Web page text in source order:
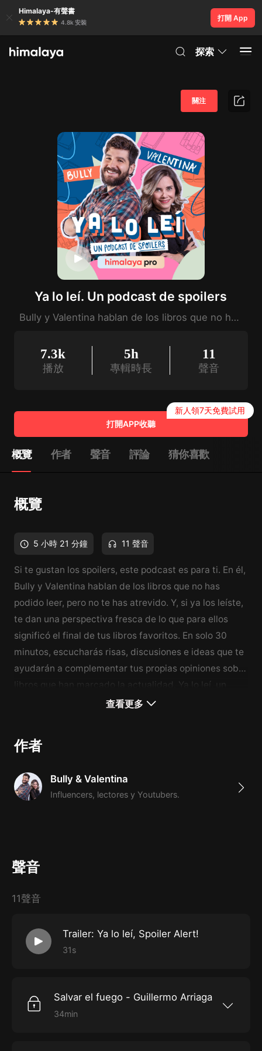
Himalaya-有聲書
4.8k 安裝
打開 App
探索
Ya lo leí. Un podcast de spoilers
Bully y Valentina hablan de los libros que no has podido leer, pero que no te has atrevido.
關注
7.3k
播放
5h
專輯時長
11
聲音
打開APP收聽
新人領7天免費試用
概覽 作者 聲音 評論 猜你喜歡
概覽
5 小時 21 分鐘 11 聲音
Si te gustan los spoilers, este podcast es para ti. En él,
Bully y Valentina hablan de los libros que no has
podido leer, pero no te has atrevido. Y, si ya los leíste,
te dan una perspectiva fresca de lo que para ellos
significó el final de tus libros favoritos. En solo 30
minutos, escucharás risas, discusiones e ideas que te
ayudarán a complementar tus propias opiniones sobre
libros que han marcado la actualidad. Ya lo leí, un
podcast de spoilers, es una producción original de
查看更多
作者
Bully & Valentina
Influencers, lectores y Youtubers.
聲音
11聲音
Trailer: Ya lo leí, Spoiler Alert!
31s
Salvar el fuego - Guillermo Arriaga
34min